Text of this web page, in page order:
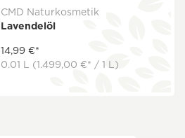
CMD Naturkosmetik
Lavendelöl
14,99 €*
0.01 L (1.499,00 €* / 1 L)